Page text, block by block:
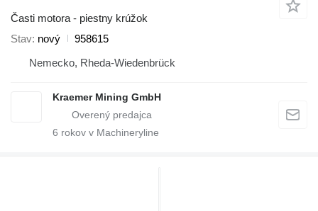
Časti motora - piestny krúžok
Stav nový
958615
Nemecko, Rheda-Wiedenbrück
Kraemer Mining GmbH
6 rokov v Machineryline